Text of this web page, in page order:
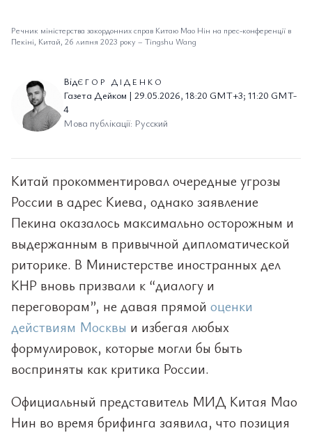
Речник міністерства закордонних справ Китаю Мао Нін на прес-конференції в
Пекіні, Китай, 26 липня 2023 року – Tingshu Wang
ВідЄГОР ДІДЕНКО
Газета Дейком | 29.05.2026, 18:20 GMT+3; 11:20 GMT-
4
Мова публікації: Русский
Китай прокомментировал очередные угрозы
России в адрес Киева, однако заявление
Пекина оказалось максимально осторожным и
выдержанным в привычной дипломатической
риторике. В Министерстве иностранных дел
КНР вновь призвали к “диалогу и
переговорам”, не давая прямой оценки
действиям Москвы и избегая любых
формулировок, которые могли бы быть
восприняты как критика России.
Официальный представитель МИД Китая Мао
Нин во время брифинга заявила, что позиция